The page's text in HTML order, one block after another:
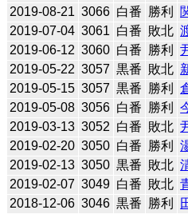
2019-08-21 3066 白番 勝利
2019-07-04 3061 白番 敗北
2019-06-12 3060 白番 勝利
2019-05-22 3057 黒番 敗北
2019-05-15 3057 黒番 勝利
2019-05-08 3056 白番 勝利
2019-03-13 3052 白番 敗北
2019-02-20 3050 白番 勝利
2019-02-13 3050 黒番 敗北
2019-02-07 3049 白番 敗北
2018-12-06 3046 黒番 勝利